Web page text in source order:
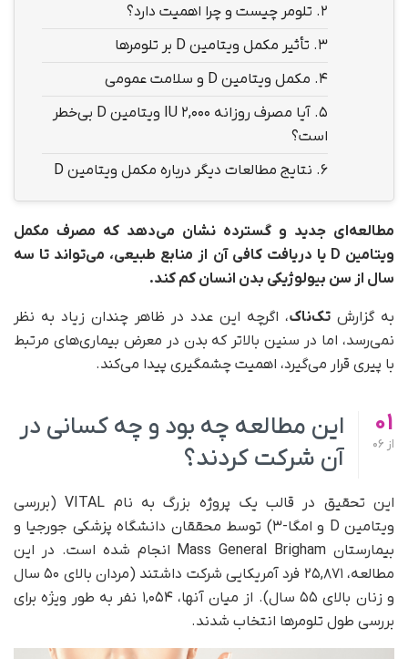
2. تلومر چیست و چرا اهمیت دارد؟
3. تأثیر مکمل ویتامین D بر تلومرها
4. مکمل ویتامین D و سلامت عمومی
5.
آیا مصرف روزانه ۲,۰۰۰ IU ویتامین D بی‌خطر
است؟
6. نتایج مطالعات دیگر درباره مکمل ویتامین D
مطالعه‌ای جدید و گسترده نشان می‌دهد که مصرف مکمل
ویتامین D یا دریافت کافی آن از منابع طبیعی، می‌تواند تا سه
سال از سن بیولوژیکی بدن انسان کم کند.
به گزارش تک‌ناک، اگرچه این عدد در ظاهر چندان زیاد به نظر
نمی‌رسد، اما در سنین بالاتر که بدن در معرض بیماری‌های مرتبط
با پیری قرار می‌گیرد، اهمیت چشمگیری پیدا می‌کند.
01
از
این مطالعه چه بود و چه کسانی در
آن شرکت کردند؟
این تحقیق در قالب یک پروژه بزرگ به نام VITAL (بررسی
ویتامین D و امگا-۳) توسط محققان دانشگاه پزشکی جورجیا و
بیمارستان Mass General Brigham انجام شده است. در این
مطالعه، ۲۵,۸۷۱ فرد آمریکایی شرکت داشتند (مردان بالای ۵۰ سال
و زنان بالای ۵۵ سال). از میان آنها، ۱,۰۵۴ نفر به‌ طور ویژه برای
بررسی طول تلومرها انتخاب شدند.